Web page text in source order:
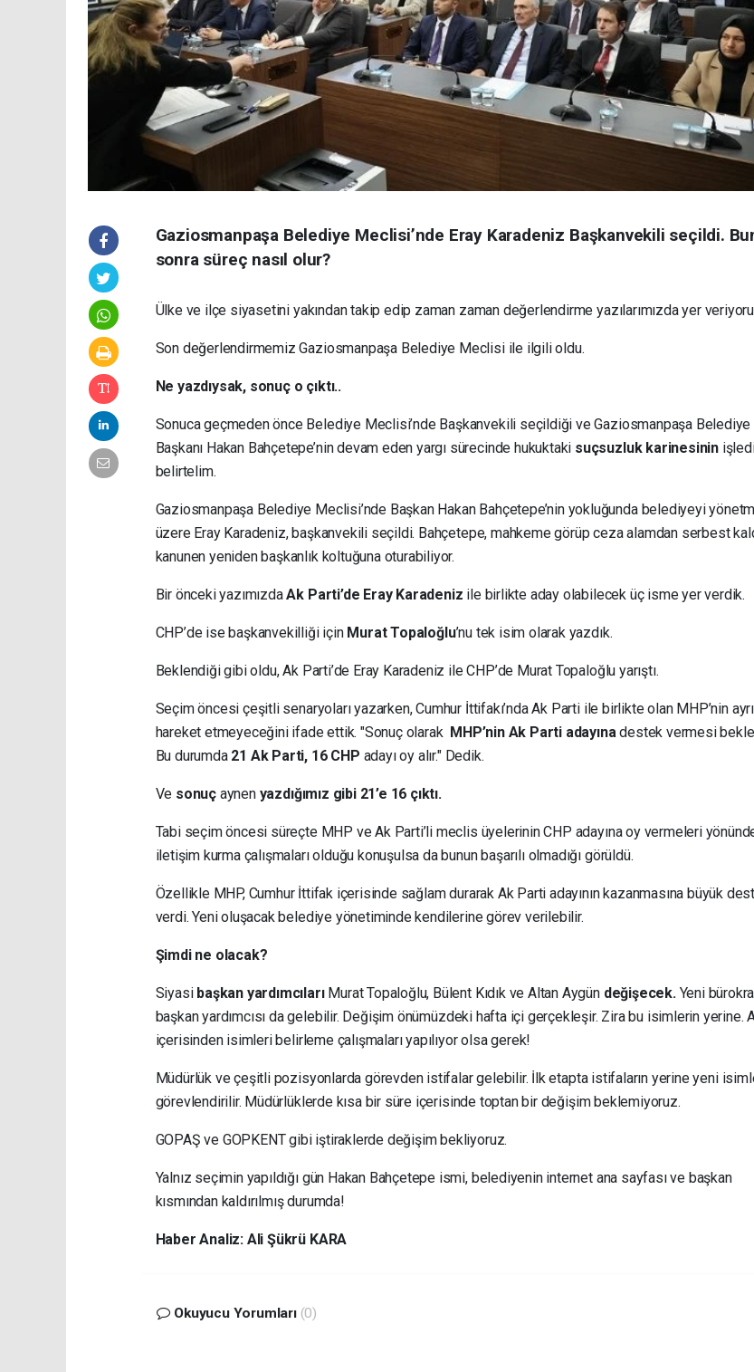
Gaziosmanpaşa Belediye Meclisi’nde Eray Karadeniz Başkanvekili seçildi.
sonra süreç nasıl olur?
Ülke ve ilçe siyasetini yakından takip edip zaman zaman değerlendirme yazılarımızda yer
Son değerlendirmemiz Gaziosmanpaşa Belediye Meclisi ile ilgili oldu.
Ne yazdıysak, sonuç o çıktı..
Sonuca geçmeden önce Belediye Meclisi’nde Başkanvekili seçildiği ve Gaziosmanpaşa Belediye
Başkanı Hakan Bahçetepe’nin devam eden yargı sürecinde hukuktaki suçsuzluk karinesinin
belirtelim.
Gaziosmanpaşa Belediye Meclisi’nde Başkan Hakan Bahçetepe’nin yokluğunda belediyeyi
üzere Eray Karadeniz, başkanvekili seçildi. Bahçetepe, mahkeme görüp ceza alamdan serbest
kanunen yeniden başkanlık koltuğuna oturabiliyor.
Bir önceki yazımızdaAk Parti’de Eray Karadeniz ile birlikte aday olabilecek üç isme yer verdik.
CHP’de ise başkanvekilliği için Murat Topaloğlu’nu tek isim olarak yazdık.
Beklendiği gibi oldu, Ak Parti’de Eray Karadeniz ile CHP’de Murat Topaloğlu yarıştı.
Seçim öncesi çeşitli senaryoları yazarken, Cumhur İttifakı’nda Ak Parti ile birlikte olan MHP’nin ayrı
hareket etmeyeceğini ifade ettik. "Sonuç olarak MHP’nin Ak Parti adayına destek vermesi
Bu durumda 21 Ak Parti, 16 CHP adayı oy alır." Dedik.
Ve sonuç aynen yazdığımız gibi 21’e 16 çıktı.
Tabi seçim öncesi süreçte MHP ve Ak Parti’li meclis üyelerinin CHP adayına oy vermeleri
iletişim kurma çalışmaları olduğu konuşulsa da bunun başarılı olmadığı görüldü.
Özellikle MHP, Cumhur İttifak içerisinde sağlam durarak Ak Parti adayının kazanmasına büyük
verdi. Yeni oluşacak belediye yönetiminde kendilerine görev verilebilir.
Şimdi ne olacak?
Siyasi başkan yardımcılarıMurat Topaloğlu, Bülent Kıdık ve Altan Aygün değişecek. Yeni
başkan yardımcısı da gelebilir. Değişim önümüzdeki hafta içi gerçekleşir. Zira bu isimlerin yerine.
içerisinden isimleri belirleme çalışmaları yapılıyor olsa gerek!
Müdürlük ve çeşitli pozisyonlarda görevden istifalar gelebilir. İlk etapta istifaların yerine yeni
görevlendirilir. Müdürlüklerde kısa bir süre içerisinde toptan bir değişim beklemiyoruz.
GOPAŞ ve GOPKENT gibi iştiraklerde değişim bekliyoruz.
Yalnız seçimin yapıldığı gün Hakan Bahçetepe ismi, belediyenin internet ana sayfası ve başkan
kısmından kaldırılmış durumda!
Haber Analiz: Ali Şükrü KARA
Okuyucu Yorumları (0)